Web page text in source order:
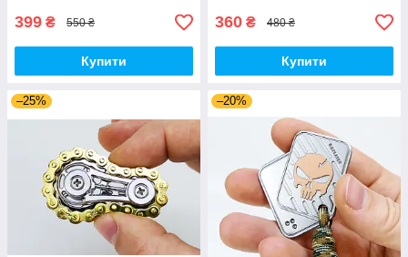
399 ₴ 550 ₴
Купити
360 ₴ 480 ₴
Купити
–25% –20%